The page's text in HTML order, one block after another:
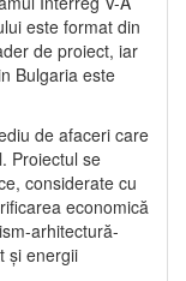
este format din
de proiect, iar
Bulgaria este
de afaceri care
Proiectul se
considerate cu
economică
arhitectură-
și energii